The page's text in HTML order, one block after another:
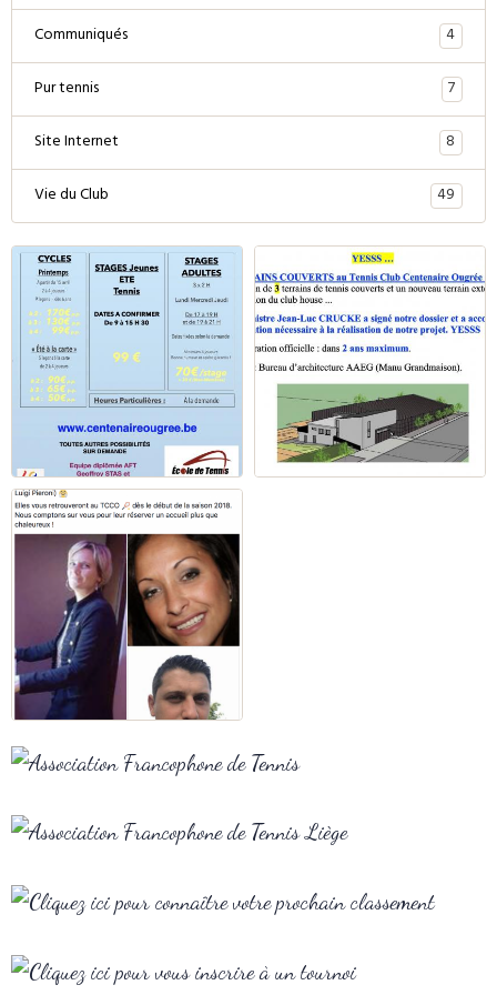
Communiqués
4
Pur tennis
7
Site Internet
8
Vie du Club
49